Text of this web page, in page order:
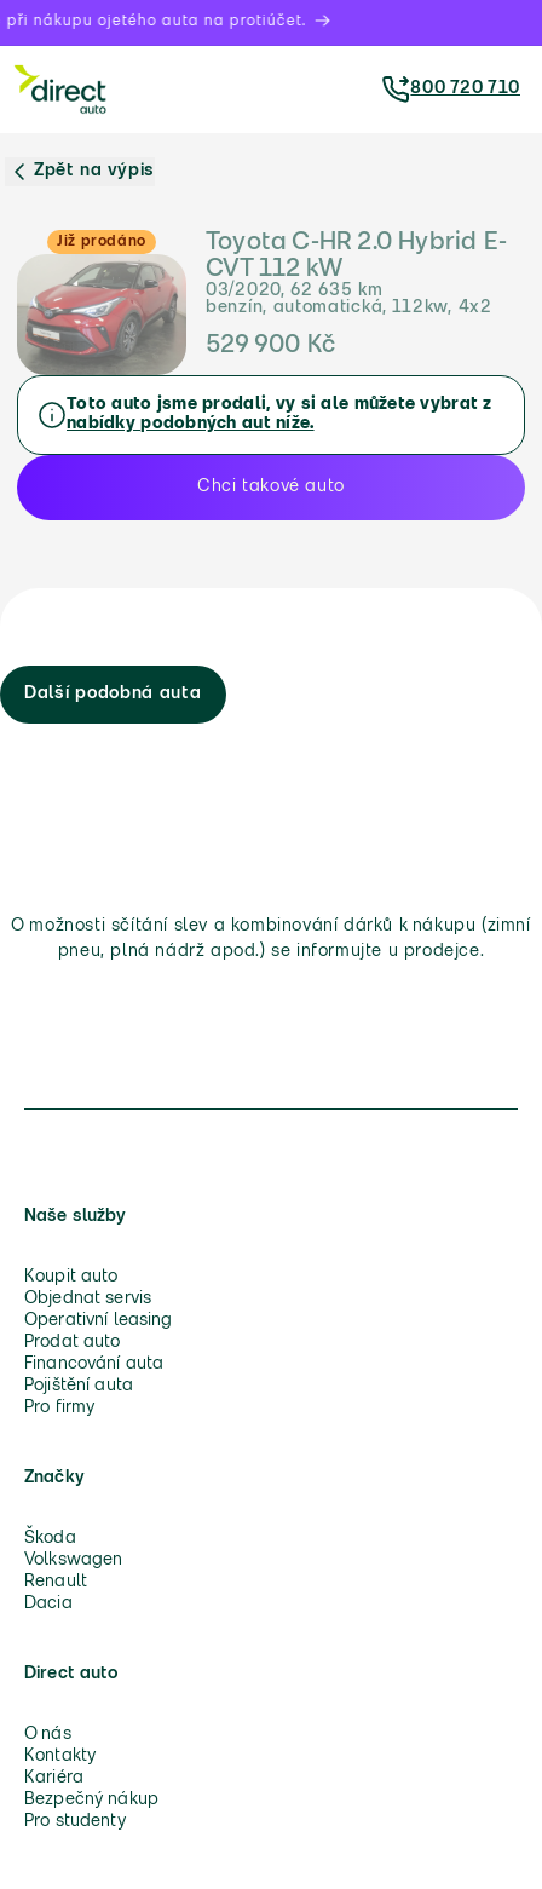
nákupu ojetého auta na protiúčet.
800 720 710
Zpět na výpis
Již prodáno
Toyota C-HR 2.0 Hybrid E-
CVT 112 kW
03/2020, 62 635 km
benzín, automatická, 112kw, 4x2
529 900 Kč
Toto auto jsme prodali, vy si ale můžete vybrat z
nabídky podobných aut níže.
Chci takové auto
Další podobná auta
O možnosti sčítání slev a kombinování dárků k nákupu (zimní
pneu, plná nádrž apod.) se informujte u prodejce.
Naše služby
Koupit auto
Objednat servis
Operativní leasing
Prodat auto
Financování auta
Pojištění auta
Pro firmy
Značky
Škoda
Volkswagen
Renault
Dacia
Direct auto
O nás
Kontakty
Kariéra
Bezpečný nákup
Pro studenty